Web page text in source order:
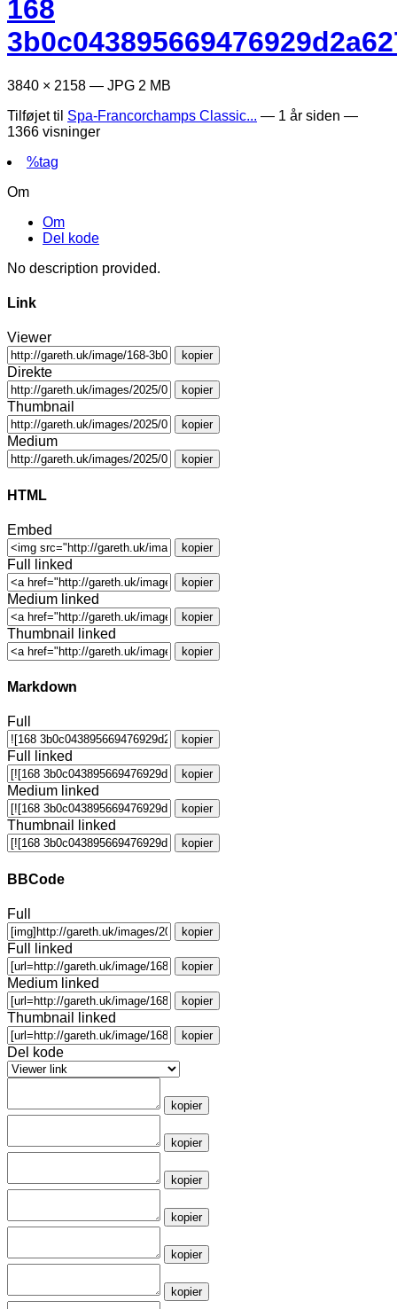
168
3840 × 2158 — JPG 2 MB
Tilføjet til Spa-Francorchamps Classic... — 1 år siden —
1366 visninger
%tag
Om
Om
Del kode
No description provided.
Link
Viewer
kopier
Direkte
kopier
Thumbnail
kopier
Medium
kopier
HTML
Embed
kopier
Full linked
kopier
Medium linked
kopier
Thumbnail linked
kopier
Markdown
Full
kopier
Full linked
kopier
Medium linked
kopier
Thumbnail linked
kopier
BBCode
Full
kopier
Full linked
kopier
Medium linked
kopier
Thumbnail linked
kopier
Del kode
kopier
kopier
kopier
kopier
kopier
kopier